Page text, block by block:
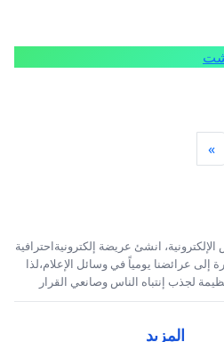
»
انشئ عريضة إلكترونيةاحترافية
إلى عرائضنا يومياً في وسائل الإعلام،لذا
لجذب إنتباه الناس وصانعي القرار
المزيد